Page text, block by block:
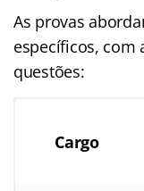
As provas
específicos, com
questões:
Cargo